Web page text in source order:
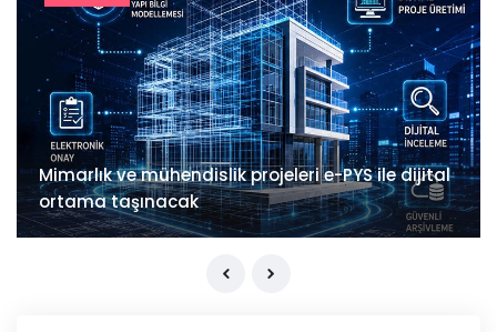
Mimarlık ve mühendislik projeleri e-PYS ile dijital
ortama taşınacak